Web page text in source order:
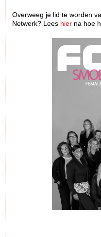
Overweeg je lid te worden
Netwerk? Lees hier na hoe